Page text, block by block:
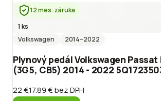
12 mes. záruka
1 ks
Volkswagen
2014–2022
Plynový pedál Volkswagen Passat
(3G5, CB5) 2014 - 2022
22 €17.89 €bez DPH